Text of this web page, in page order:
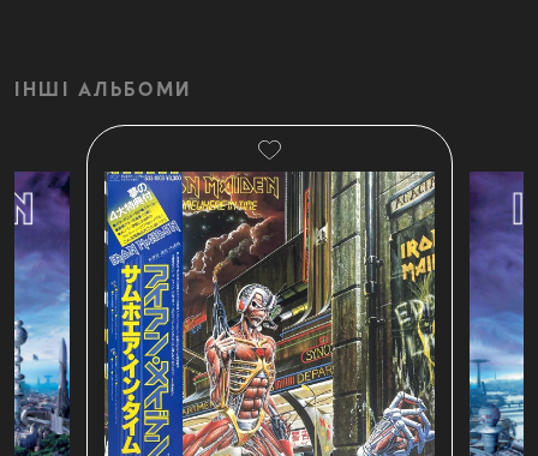
ІНШІ АЛЬБОМИ